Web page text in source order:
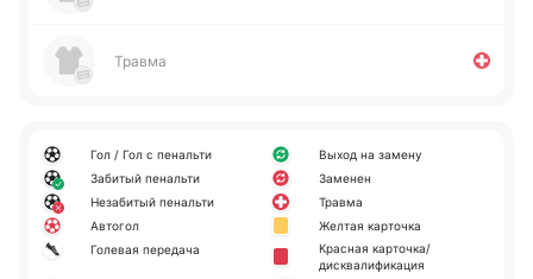
Травма
Гол / Гол с пенальти
Забитый пенальти
Незабитый пенальти
Автогол
Голевая передача
Выход на замену
Заменен
Травма
Желтая карточка
Красная карточка/
дисквалификация